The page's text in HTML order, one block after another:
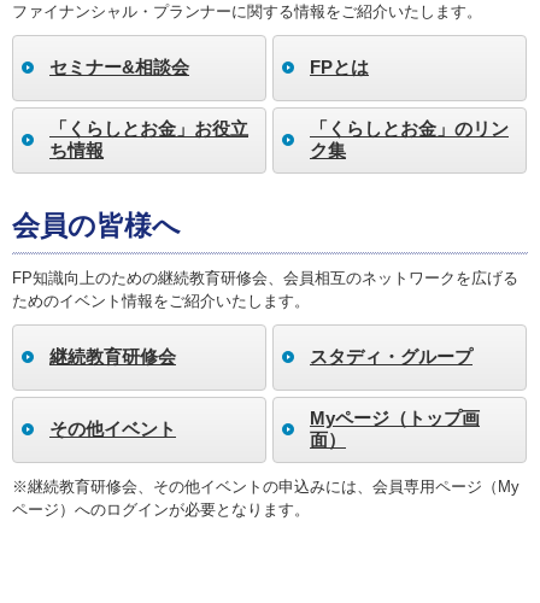
ファイナンシャル・プランナーに関する情報をご紹介いたします。
セミナー&相談会 FPとは
「くらしとお金」お役立
ち情報
「くらしとお金」のリン
ク集
会員の皆様へ
FP知識向上のための継続教育研修会、会員相互のネットワークを広げる
ためのイベント情報をご紹介いたします。
継続教育研修会 スタディ・グループ
その他イベント
Myページ（トップ画
面）
※継続教育研修会、その他イベントの申込みには、会員専用ページ（My
ページ）へのログインが必要となります。